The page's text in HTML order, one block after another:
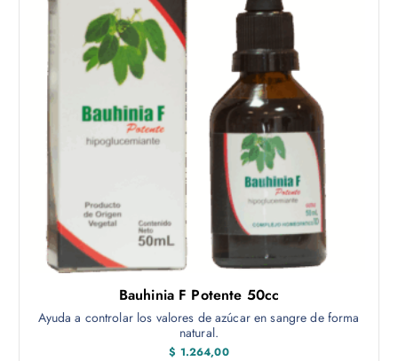
Bauhinia F Potente 50cc
Ayuda a controlar los valores de azúcar en sangre de forma
natural.
$ 1.264,00